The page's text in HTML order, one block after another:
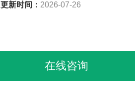
更新时间： 2026-07-26
在线咨询